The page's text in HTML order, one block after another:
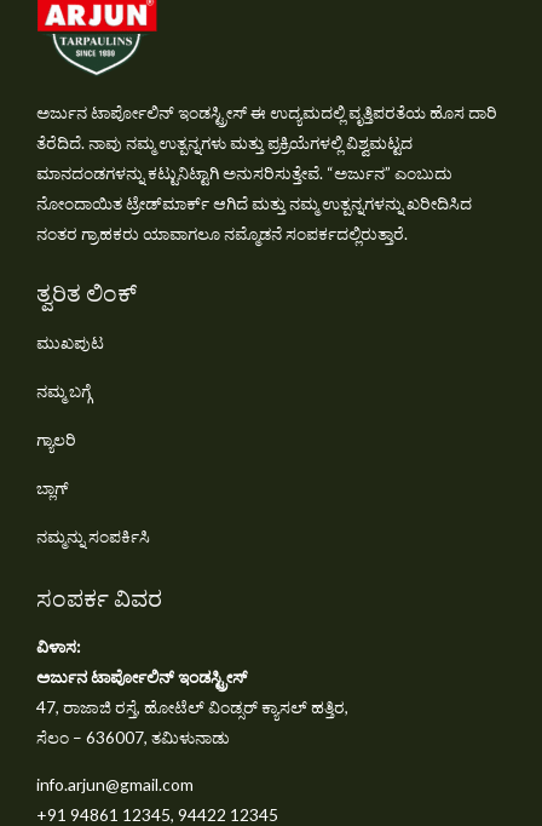
ಅರ್ಜುನ ಟಾರ್ಪೋಲಿನ್ ಇಂಡಸ್ಟ್ರೀಸ್ ಈ ಉದ್ಯಮದಲ್ಲಿ ವೃತ್ತಿಪರತೆಯ ಹೊಸ ದಾರಿ
ತೆರೆದಿದೆ. ನಾವು ನಮ್ಮ ಉತ್ಪನ್ನಗಳು ಮತ್ತು ಪ್ರಕ್ರಿಯೆಗಳಲ್ಲಿ ವಿಶ್ವಮಟ್ಟದ
ಮಾನದಂಡಗಳನ್ನು ಕಟ್ಟುನಿಟ್ಟಾಗಿ ಅನುಸರಿಸುತ್ತೇವೆ. “ಅರ್ಜುನ” ಎಂಬುದು
ನೋಂದಾಯಿತ ಟ್ರೇಡ್‌ಮಾರ್ಕ್ ಆಗಿದೆ ಮತ್ತು ನಮ್ಮ ಉತ್ಪನ್ನಗಳನ್ನು ಖರೀದಿಸಿದ
ನಂತರ ಗ್ರಾಹಕರು ಯಾವಾಗಲೂ ನಮ್ಮೊಡನೆ ಸಂಪರ್ಕದಲ್ಲಿರುತ್ತಾರೆ.
ತ್ವರಿತ ಲಿಂಕ್
ಮುಖಪುಟ
ನಮ್ಮ ಬಗ್ಗೆ
ಗ್ಯಾಲರಿ
ಬ್ಲಾಗ್
ನಮ್ಮನ್ನು ಸಂಪರ್ಕಿಸಿ
ಸಂಪರ್ಕ ವಿವರ
ವಿಳಾಸ:
ಅರ್ಜುನ ಟಾರ್ಪೋಲಿನ್ ಇಂಡಸ್ಟ್ರೀಸ್
47, ರಾಜಾಜಿ ರಸ್ತೆ, ಹೋಟೆಲ್ ವಿಂಡ್ಸರ್ ಕ್ಯಾಸಲ್ ಹತ್ತಿರ,
ಸೆಲಂ – 636007, ತಮಿಳುನಾಡು
info.arjun@gmail.com
+91 94861 12345, 94422 12345